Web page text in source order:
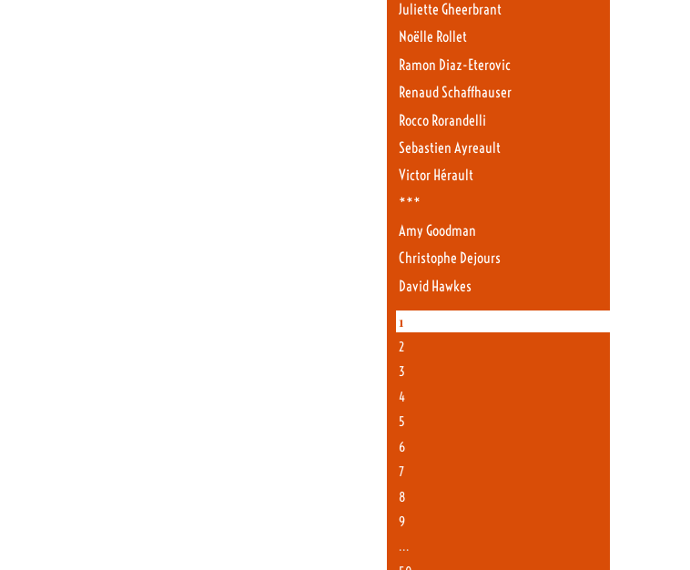
Juliette Gheerbrant
Noëlle Rollet
Ramon Diaz-Eterovic
Renaud Schaffhauser
Rocco Rorandelli
Sebastien Ayreault
Victor Hérault
***
Amy Goodman
Christophe Dejours
David Hawkes
1
2
3
4
5
6
7
8
9
…